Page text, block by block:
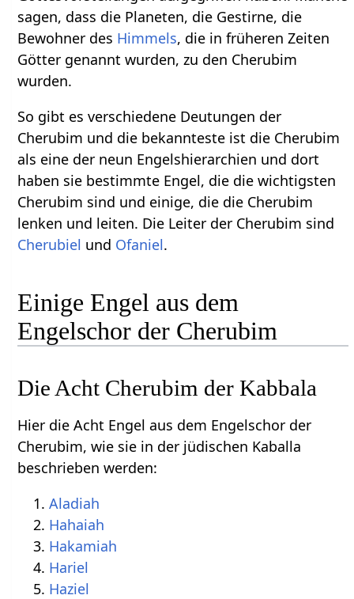
sagen, dass die Planeten, die Gestirne, die
Bewohner des Himmels, die in früheren Zeiten
Götter genannt wurden, zu den Cherubim
wurden.
So gibt es verschiedene Deutungen der
Cherubim und die bekannteste ist die Cherubim
als eine der neun Engelshierarchien und dort
haben sie bestimmte Engel, die die wichtigsten
Cherubim sind und einige, die die Cherubim
lenken und leiten. Die Leiter der Cherubim sind
Cherubiel und Ofaniel.
Einige Engel aus dem
Engelschor der Cherubim
Die Acht Cherubim der Kabbala
Hier die Acht Engel aus dem Engelschor der
Cherubim, wie sie in der jüdischen Kaballa
beschrieben werden:
Aladiah
Hahaiah
Hakamiah
Hariel
Haziel